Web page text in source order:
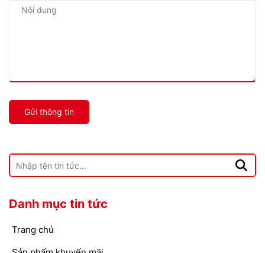
Gửi thông tin
Danh mục tin tức
Trang chủ